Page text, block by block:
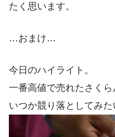
たく思います。
…おまけ…
今日のハイライト。
一番高値で売れたさくら
いつか競り落としてみた